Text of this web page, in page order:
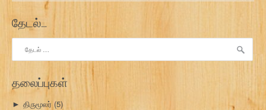
தேடல்…
தேடு:
தலைப்புகள்
► திருமூலர் (5)